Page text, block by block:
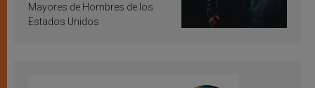
Mayores de Hombres de los
Estados Unidos